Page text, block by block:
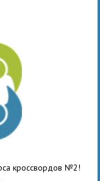
кроссвордов №2!